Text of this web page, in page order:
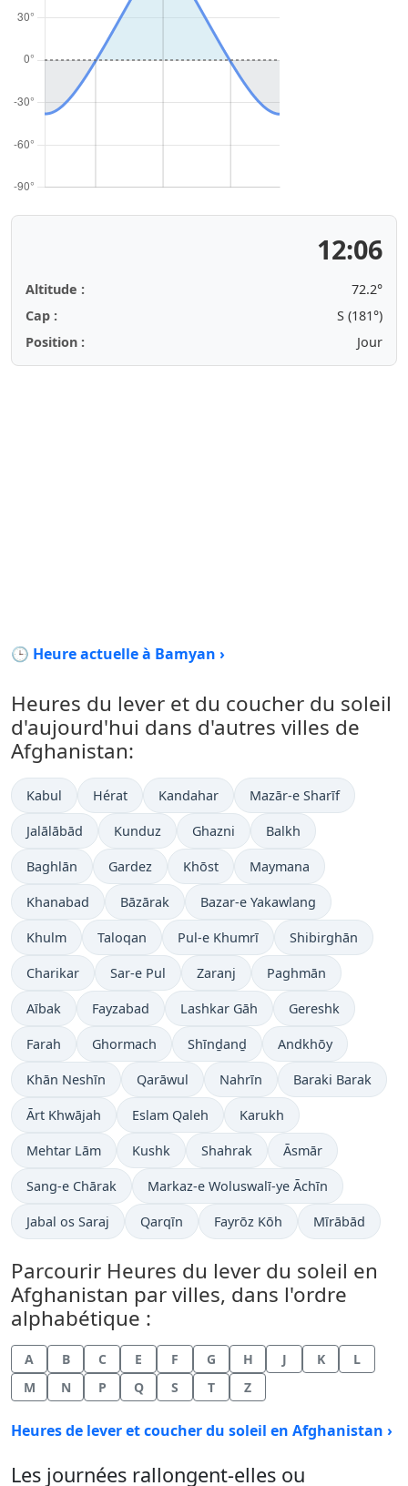
12:06
Altitude :
72.2°
Cap :
S (181°)
Position :
Jour
🕒 Heure actuelle à Bamyan ›
Heures du lever et du coucher du soleil
d'aujourd'hui dans d'autres villes de
Afghanistan:
Kabul Hérat Kandahar Mazār-e Sharīf
Jalālābād Kunduz Ghazni Balkh
Baghlān Gardez Khōst Maymana
Khanabad Bāzārak Bazar-e Yakawlang
Khulm Taloqan Pul-e Khumrī Shibirghān
Charikar Sar-e Pul Zaranj Paghmān
Aībak Fayzabad Lashkar Gāh Gereshk
Farah Ghormach Shīnḏanḏ Andkhōy
Khān Neshīn Qarāwul Nahrīn Baraki Barak
Ārt Khwājah Eslam Qaleh Karukh
Mehtar Lām Kushk Shahrak Āsmār
Sang-e Chārak Markaz-e Woluswalī-ye Āchīn
Jabal os Saraj Qarqīn Fayrōz Kōh Mīrābād
Parcourir Heures du lever du soleil en
Afghanistan par villes, dans l'ordre
alphabétique :
A B C E F G H J K
L
M
N P Q S T Z
Heures de lever et coucher du soleil en Afghanistan ›
Les journées rallongent-elles ou